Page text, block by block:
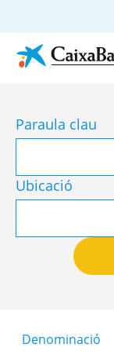
Paraula clau
Ubicació
Denominació